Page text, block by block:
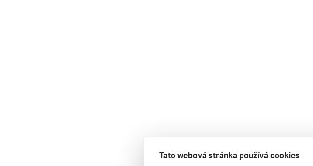
Tato webová stránka používá cookies